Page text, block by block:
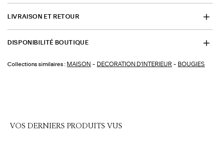
LIVRAISON ET RETOUR
DISPONIBILITÉ BOUTIQUE
Collections similaires : MAISON - DECORATION D'INTERIEUR - BOUGIES
VOS DERNIERS PRODUITS VUS